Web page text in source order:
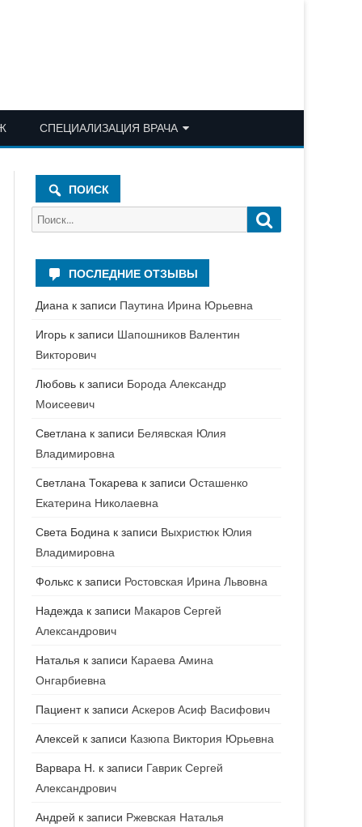
СПЕЦИАЛИЗАЦИЯ ВРАЧА
АЛЛЕРГОЛОГ-ИММУНОЛОГ
АНЕСТЕЗИОЛОГ-
БАКТЕРИОЛОГ
ВЕРТЕБРОЛОГ
ГАСТРОЭНТЕРОЛОГ
ГИНЕКОЛОГ
ГОМЕОПАТ
ДЕРМАТОЛОГ
ДЕТСКИЕ ВРАЧИ ДЕТСКИЙ КАРДИОЛОГ
ЛОГОПЕД
КОСМЕТОЛОГ
МАММОЛОГ
НЕВРОЛОГ
НЕВРОПАТОЛОГ
ПОИСК
Поиск
для:
ПОСЛЕДНИЕ ОТЗЫВЫ
Диана к записи Паутина Ирина Юрьевна
Игорь к записи Шапошников Валентин
Викторович
Любовь к записи Борода Александр
Моисеевич
Светлана к записи Белявская Юлия
Владимировна
Cветлана Токарева к записиОсташенко
Екатерина Николаевна
Света Бодина к записи Выхристюк Юлия
Владимировна
Фолькс к записи Ростовская Ирина Львовна
Надежда к записи Макаров Сергей
Александрович
Наталья к записи Караева Амина
Онгарбиевна
Пациентк записиАскеров Асиф Васифович
Алексей к записи Казюпа Виктория Юрьевна
Варвара Н. к записи Гаврик Сергей
Александрович
Андрей к записи Ржевская Наталья